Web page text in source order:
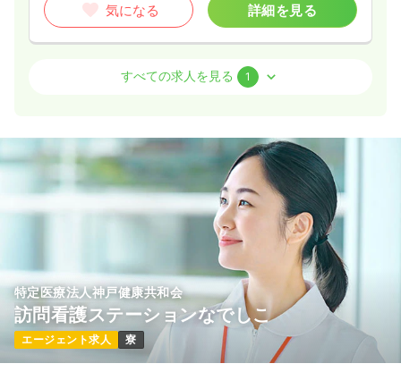
気になる 詳細を見る
気になる 詳細を見る
正・准看護師
21.5〜39.6万円 賞与3.8ヶ月
※一例
時間 8:45～17:30
月給39万円以上可
詳細を見る
すべての求人を見る 1
特定医療法人神戸健康共和会
訪問看護ステーションなでしこ
エージェント求人 寮